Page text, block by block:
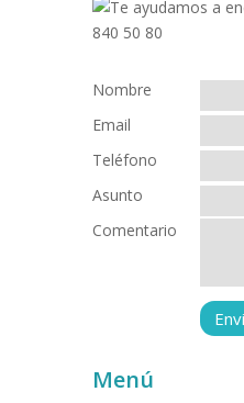
Nombre
Email
Teléfono
Asunto
Comentario
Menú